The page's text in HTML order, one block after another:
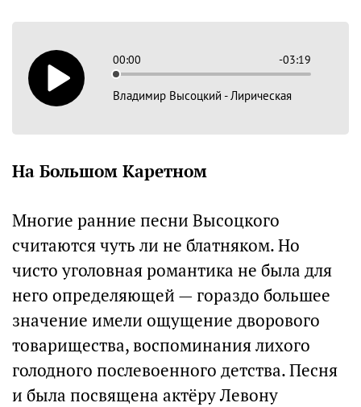
00:00 -03:19
Владимир Высоцкий - Лирическая
На Большом Каретном
Многие ранние песни Высоцкого
считаются чуть ли не блатняком. Но
чисто уголовная романтика не была для
него определяющей — гораздо большее
значение имели ощущение дворового
товарищества, воспоминания лихого
голодного послевоенного детства. Песня
и была посвящена актёру Левону